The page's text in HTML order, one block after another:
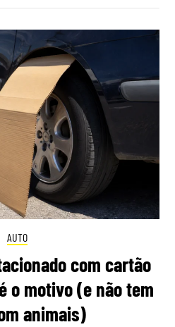
AUTO
com cartão
o motivo (e não tem
animais)